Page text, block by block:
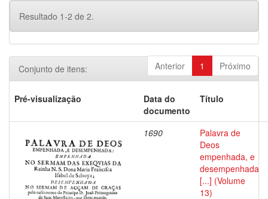
Resultado 1-2 de 2.
Anterior 1 Próximo
Conjunto de itens:
Pré-visualização
Data do
documento
Título
1690
Palavra de
Deos
empenhada, e
desempenhada
[...] (Volume
13)